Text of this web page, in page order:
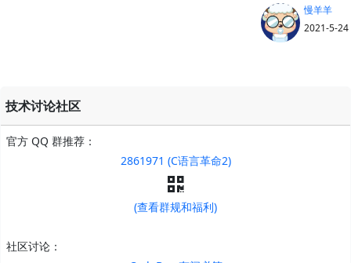
慢羊羊
2021-5-24
技术讨论社区
官方 QQ 群推荐：
2861971 (C语言革命2)
(查看群规和福利)
社区讨论：